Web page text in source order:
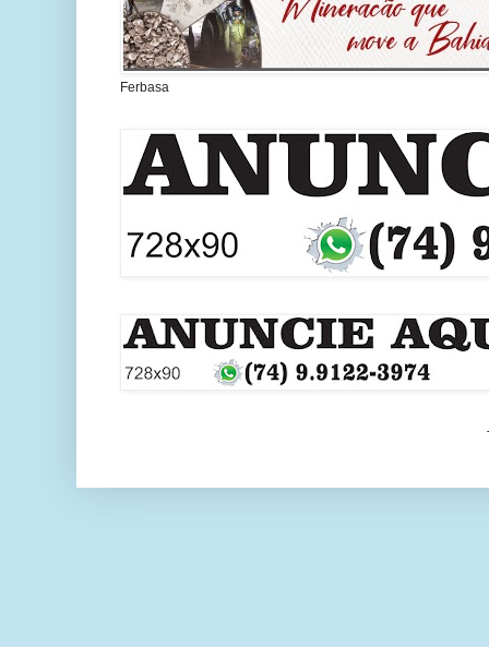
Ferbasa